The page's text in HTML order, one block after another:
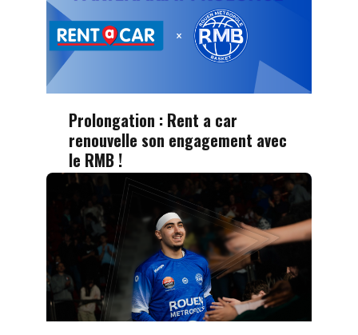
Prolongation : Rent a car
renouvelle son engagement avec
le RMB !